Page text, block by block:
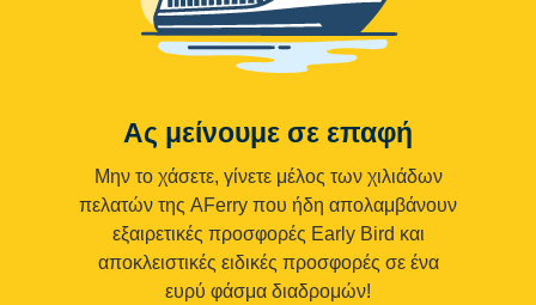
Ας μείνουμε σε επαφή
Μην το χάσετε, γίνετε μέλος των χιλιάδων
πελατών της AFerry που ήδη απολαμβάνουν
εξαιρετικές προσφορές Early Bird και
αποκλειστικές ειδικές προσφορές σε ένα
ευρύ φάσμα διαδρομών!